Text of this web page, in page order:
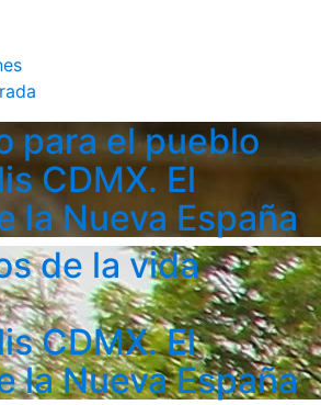
para el pueblo
CDMX. El
la Nueva España
de la vida
CDMX. El
la Nueva España